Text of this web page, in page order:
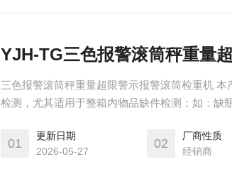
YJH-TG三色报警滚筒秤重量
三色报警滚筒秤重量超限警示报警滚筒检重机
检测，尤其适用于整箱内物品缺件检测；如：缺
年以上统计数据(需增配)，随时撑握生产状况；
理，可与PC及其它智能设备通讯联网； 3.实现集
01
更新日期
2026-05-27
02
厂商性质
经销商